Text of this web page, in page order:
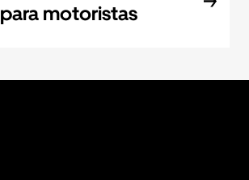
para motoristas